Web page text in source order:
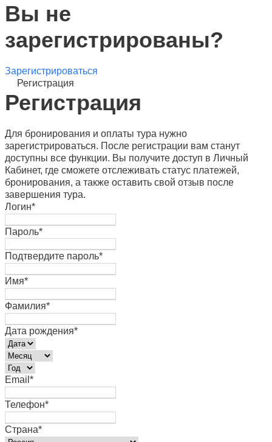
Вы не
зарегистрированы?
Зарегистрироваться
Регистрация
Регистрация
Для бронирования и оплаты тура нужно
зарегистрироваться. После регистрации вам станут
доступны все функции. Вы получите доступ в Личный
Кабинет, где сможете отслеживать статус платежей,
бронирования, а также оставить свой отзыв после
завершения тура.
Логин*
Пароль*
Подтвердите пароль*
Имя*
Фамилия*
Дата рождения*
Email *
Телефон*
Страна*